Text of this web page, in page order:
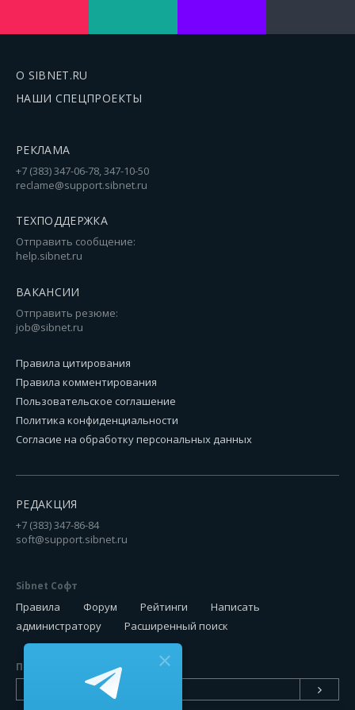
О SIBNET.RU
НАШИ СПЕЦПРОЕКТЫ
РЕКЛАМА
+7 (383) 347-06-78, 347-10-50
reclame@support.sibnet.ru
ТЕХПОДДЕРЖКА
Отправить сообщение:
help.sibnet.ru
ВАКАНСИИ
Отправить резюме:
job@sibnet.ru
Правила цитирования
Правила комментирования
Пользовательское соглашение
Политика конфиденциальности
Согласие на обработку персональных данных
РЕДАКЦИЯ
+7 (383) 347-86-84
soft@support.sibnet.ru
Sibnet Софт
Правила Форум Рейтинги
Написать
администратору
Расширенный поиск
Подписаться на новинки